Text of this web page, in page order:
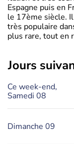
Espagne puis en
le 17ème siècle.
très populaire
plus rare, tout en
jours
Ce week-end,
Samedi 08
Dimanche 09